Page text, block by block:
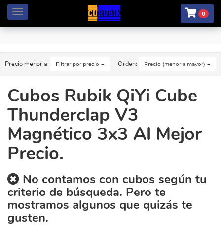
Menú 0
Precio menor a: Filtrar por precio Orden: Precio (menor a mayor)
Cubos Rubik QiYi Cube
Thunderclap V3
Magnético 3x3 Al Mejor
Precio.
No contamos con cubos según tu
criterio de búsqueda. Pero te
mostramos algunos que quizás te
gusten.